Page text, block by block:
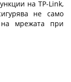
на TP-Link,
не само
на мрежата при